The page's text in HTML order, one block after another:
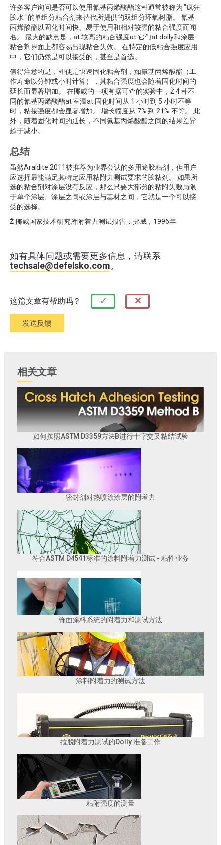
许多客户询问是否可以使用氰基丙烯酸酯这种通常被称为 "疯狂
胶水 "的单组分粘合剂来替代所提供的双组分环氧树脂。 氰基
丙烯酸酯以固化时间快、易于使用和相对较强的粘合强度而闻
名。 最大的缺点是，at 较高的粘合强度at 它们at dolly和涂层-
粘合剂界面上都容易出现粘合失效。 在特定的低粘合强度应用
中，它们仍然是可以接受的，甚至是首选。
值得注意的是，即使是快速固化粘合剂，如氰基丙烯酸酯（工
作寿命以分钟或小时计算），其粘合强度也会随着固化时间的
延长而显著增加。 在挪威的一项有据可查的实验中，Ž 4 种不
同的氰基丙烯酸酯at 室温at 固化时间从 1 小时到 5 小时不等
时，粘接强度都会显著增加。 增长幅度从 7% 到 21% 不等。 此
外，随着固化时间的延长，不同氰基丙烯酸酯之间的结果差异
趋于减小。
总结
虽然Araldite 2011被推荐为业界公认的多用途胶粘剂，但用户
应选择最能满足其特定应用粘附力测试要求的胶粘剂。 如果所
选的粘合剂对涂层没有反应，那么只要大部分的粘附失败局限
于单个涂层、涂层之间或涂层与基材之间，它就是一个可以接
受的选择。
Ž 挪威国家技术研究所附着力测试报告，挪威，1996年
如有具体问题或需要更多信息，请联系
techsale@defelsko.com。
这篇文章有帮助吗？ ✓ ×
相关文章
如何按照ASTM D3359方法B进行十字交叉粘结试验
密封剂对热喷涂涂层的附着力
符合ASTM D4541标准的涂料附着力测试 - 粘性业务
饰面涂料系统的附着力和测试方法
涂料附着力的测试方法
拉脱附着力测试的Dolly 准备工作
粘附强度的测量